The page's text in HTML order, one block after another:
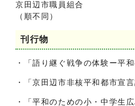
京田辺市職員組合
（順不同）
刊行物
・「語り継ぐ戦争の体験ー平
・「京田辺市非核平和都市宣
・「平和のための小・中学生